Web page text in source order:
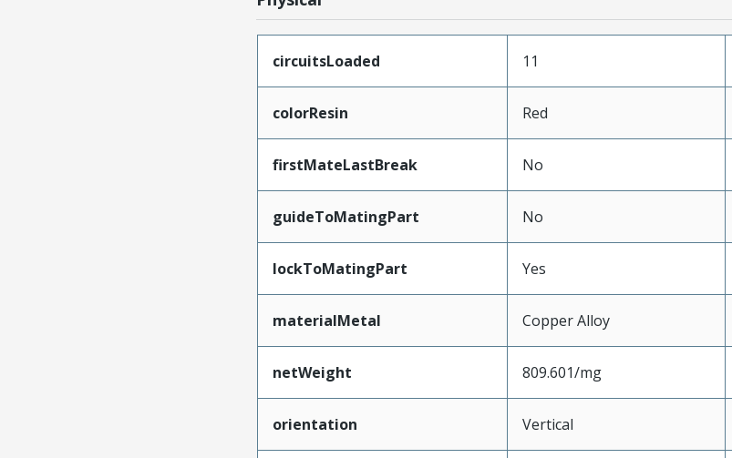
circuitsLoaded 11
colorResin Red
firstMateLastBreak No
guideToMatingPart No
lockToMatingPart Yes
materialMetal Copper Alloy
netWeight 809.601/mg
orientation Vertical